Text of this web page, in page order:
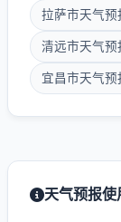
拉萨市天气预
清远市天气预
宜昌市天气预
天气预报使